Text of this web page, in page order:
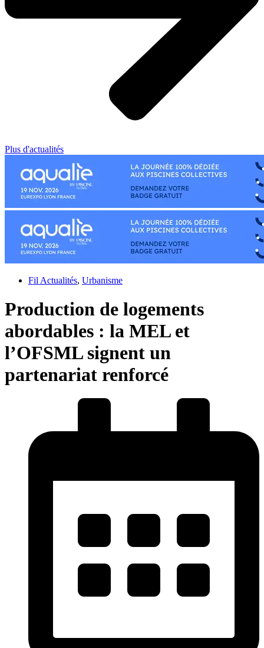
Plus d'actualités
Fil Actualités, Urbanisme
Production de logements
abordables : la MEL et
l’OFSML signent un
partenariat renforcé